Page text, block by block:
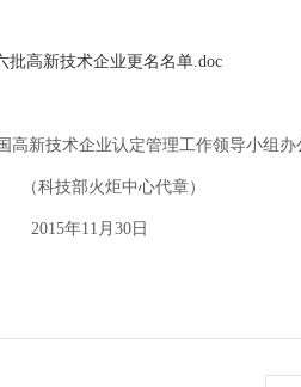
批高新技术企业更名名单.doc
管理工作领导小组办
心代章）
年11 月 30日